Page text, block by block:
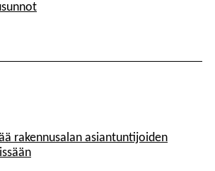
rakennusalan asiantuntijoiden